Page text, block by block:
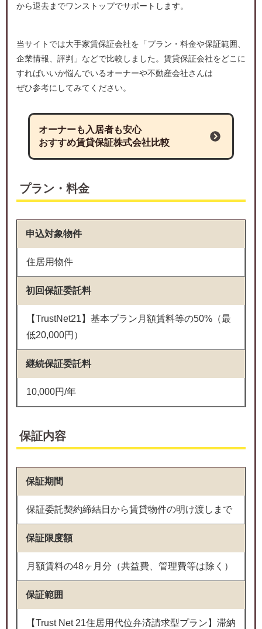
から退去までワンストップでサポートします。
当サイトでは大手家賃保証会社を「プラン・料金や保証範囲、
企業情報、評判」などで比較しました。賃貸保証会社をどこに
すればいいか悩んでいるオーナーや不動産会社さんは
ぜひ参考にしてみてください。
オーナーも入居者も安心
おすすめ賃貸保証株式会社比較
プラン・料金
申込対象物件
住居用物件
初回保証委託料
【TrustNet21】基本プラン月額賃料等の50%（最
低20,000円）
継続保証委託料
10,000円/年
保証内容
保証期間
保証委託契約締結日から賃貸物件の明け渡しまで
保証限度額
月額賃料の48ヶ月分（共益費、管理費等は除く）
保証範囲
【Trust Net 21住居用代位弁済請求型プラン】滞納